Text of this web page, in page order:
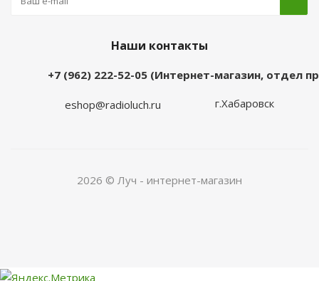
Наши контакты
+7 (962) 222-52-05 (Интернет-магазин, отдел
eshop@radioluch.ru г.Хабаровск
2026 © Луч - интернет-магазин